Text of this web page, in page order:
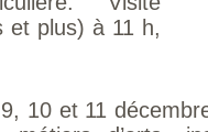
et plus) à 11 h,
10 et 11